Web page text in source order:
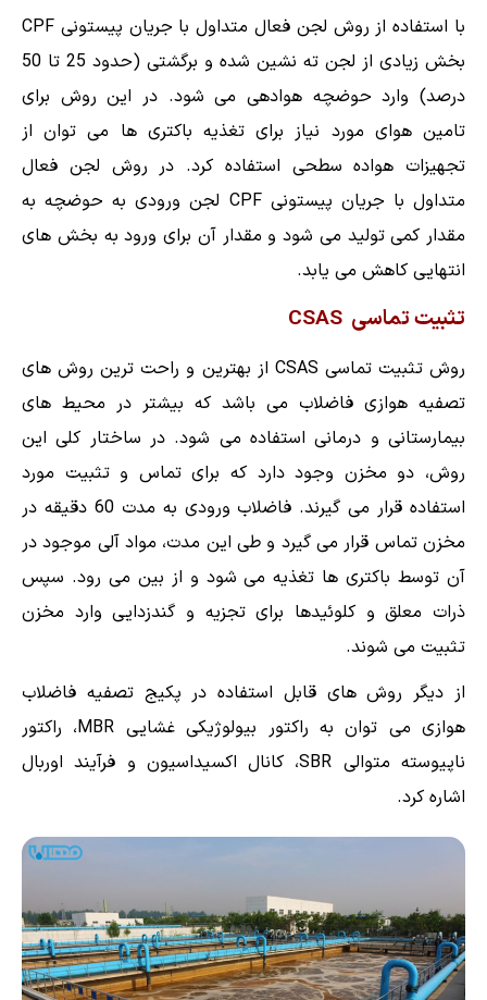
با استفاده از روش لجن فعال متداول با جریان پیستونی CPF
بخش زیادی از لجن ته نشین شده و برگشتی (حدود 25 تا 50
درصد) وارد حوضچه هوادهی می شود. در این روش برای
تامین هوای مورد نیاز برای تغذیه باکتری ها می توان از
تجهیزات هواده سطحی استفاده کرد. در روش لجن فعال
متداول با جریان پیستونی CPF لجن ورودی به حوضچه به
مقدار کمی تولید می شود و مقدار آن برای ورود به بخش های
انتهایی کاهش می یابد.
تثبیت تماسی CSAS
روش تثبیت تماسی CSAS از بهترین و راحت ترین روش های
تصفیه هوازی فاضلاب می باشد که بیشتر در محیط های
بیمارستانی و درمانی استفاده می شود. در ساختار کلی این
روش، دو مخزن وجود دارد که برای تماس و تثبیت مورد
استفاده قرار می گیرند. فاضلاب ورودی به مدت 60 دقیقه در
مخزن تماس قرار می گیرد و طی این مدت، مواد آلی موجود در
آن توسط باکتری ها تغذیه می شود و از بین می رود. سپس
ذرات معلق و کلوئیدها برای تجزیه و گندزدایی وارد مخزن
تثبیت می شوند.
از دیگر روش های قابل استفاده در پکیج تصفیه فاضلاب
هوازی می توان به راکتور بیولوژیکی غشایی MBR، راکتور
ناپیوسته متوالی SBR، کانال اکسیداسیون و فرآیند اوربال
اشاره کرد.